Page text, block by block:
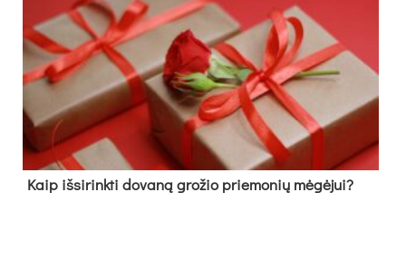
Kaip išsirinkti dovaną grožio priemonių mėgėjui?